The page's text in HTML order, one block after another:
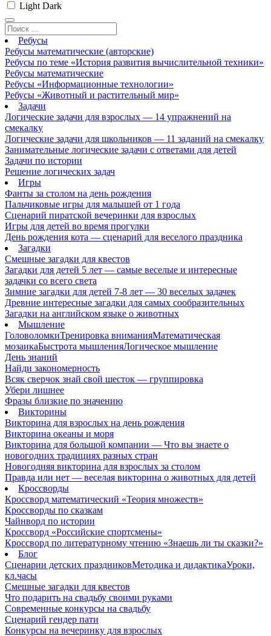
Light Dark
Ребусы
Ребусы математические (авторские)
Ребусы по теме «История развития вычислительной техники»
Ребусы математические
Ребусы «Информационные технологии»
Ребусы «Животный и растительный мир»
Задачи
Логические задачи для взрослых — 14 упражнений на
смекалку
Логические задачи для школьников — 11 заданий на смекалку
Занимательные логические задачи с ответами для детей
Задачи по истории
Решение логических задач
Игры
Фанты за столом на день рождения
Пальчиковые игры для малышей от 1 года
Сценарий пиратской вечеринки для взрослых
Игры для детей во время прогулки
День рождения кота — сценарий для веселого праздника
Загадки
Смешные загадки для квестов
Загадки для детей 5 лет — самые веселые и интересные
задачки со всего света
Зимние загадки для детей 7-8 лет — 30 веселых задачек
Древние интересные загадки для самых сообразительных
Загадки на английском языке о животных
Мышление
ГоловоломкиТренировка вниманияМатематическая
мозаикаБыстрота мышленияЛогическое мышление
День знаний
Найди закономерность
Всяк сверчок знай свой шесток — группировка
Убери лишнее
Фразы близкие по значению
Викторины
Викторина для взрослых на день рождения
Викторина океаны и моря
Викторина для большой компании — Что вы знаете о
новогодних традициях разных стран
Новогодняя викторина для взрослых за столом
Правда или нет — веселая викторина о животных для детей
Кроссворды
Кроссворд математический «Теория множеств»
Кроссворды по сказкам
Чайнворд по истории
Кроссворд «Российские спортсмены»
Кроссворд по литературному чтению «Знаешь ли ты сказки?»
Блог
Сценарии детских праздниковМетодика и дидактикаУроки,
кл.часы
Смешные загадки для квестов
Что подарить на свадьбу своими руками
Современные конкурсы на свадьбу
Сценарий гендер пати
Конкурсы на вечеринку для взрослых